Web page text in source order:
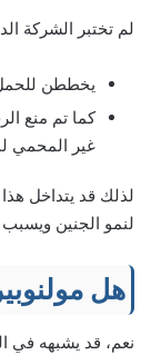
لم تختبر الشركة
يخططن
كما تم منع
غير المحمي
لذلك قد يتداخل هذا
لنمو الجنين
هل
نعم، قد يشبهه في